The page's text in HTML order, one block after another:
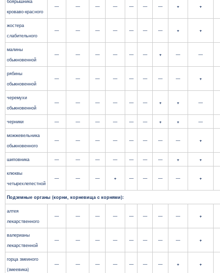
кроваво-красного
— — — — — — — + +
жостера
слабительного
— — — — — — — + +
малины
обыкновенной
— — — — — — + — —
рябины
обыкновенной
— — — — — — — — +
черемухи
обыкновенной
— — — — — — + + —
черники — — — — — — + + —
можжевельника
обыкновенного
— — — — — — — — +
шиповника — — — — — — — + +
клюквы
четырехлепестной
— — — + — — — — +
Подземные органы (корни, корневища с корнями):
алтея
лекарственного
— — — — — — — — +
валерианы
лекарственной
— — — — — — — — +
горца змеиного
(змеевика)
— — — — — — — + +